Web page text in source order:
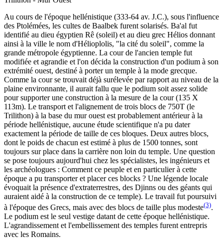
Au cours de l'époque hellénistique (333-64 av. J.C.), sous l'influence
des Ptolémées, les cultes de Baalbek furent solarisés. Ba'al fut
identifié au dieu égyptien Rê (soleil) et au dieu grec Hélios donnant
ainsi à la ville le nom d'Hélioplolis, "la cité du soleil", comme la
grande métropole égyptienne. La cour de l'ancien temple fut
modifiée et agrandie et l'on décida la construction d'un podium à son
extrémité ouest, destiné à porter un temple à la mode grecque.
Comme la cour se trouvait déjà surélevée par rapport au niveau de la
plaine environnante, il aurait fallu que le podium soit assez solide
pour supporter une construction à la mesure de la cour (135 X
113m). Le transport et l'alignement de trois blocs de 750T (le
Trilithon) à la base du mur ouest est probablement antérieur à la
période hellénistique, aucune étude scientifique n'a pu dater
exactement la période de taille de ces bloques. Deux autres blocs,
dont le poids de chacun est estimé à plus de 1500 tonnes, sont
toujours sur place dans la carrière non loin du temple. Une question
se pose toujours aujourd'hui chez les spécialistes, les ingénieurs et
les archéologues : Comment ce peuple et en particulier à cette
époque a pu transporter et placer ces blocks ? Une légende locale
évoquait la présence d'extraterrestres, des Djinns ou des géants qui
auraient aidé à la construction de ce temple). Le travail fut poursuivi
à l'époque des Grecs, mais avec des blocs de taille plus modeste(3).
Le podium est le seul vestige datant de cette époque hellénistique.
L'agrandissement et l'embellissement des temples furent entrepris
avec les Romains.